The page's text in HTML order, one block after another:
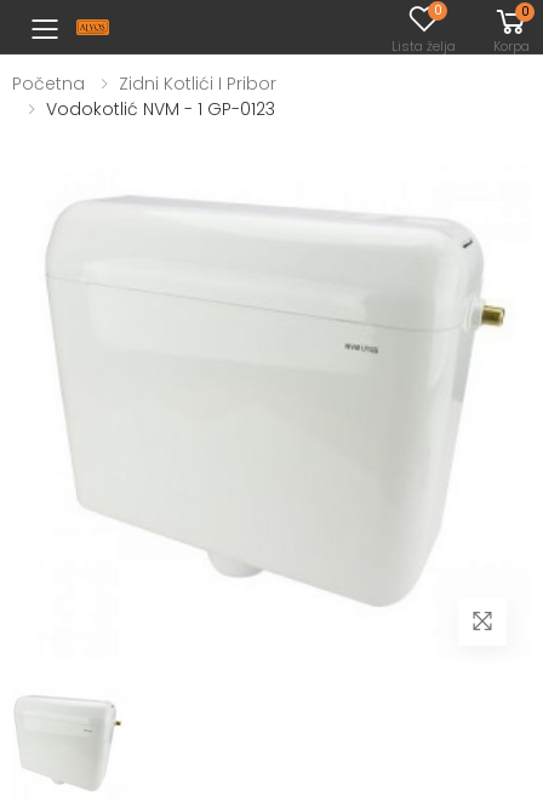
Toggle mobile menu
0
Lista želja
0
Korpa
Početna
Zidni Kotlići I Pribor
Vodokotlić NVM - 1 GP-0123